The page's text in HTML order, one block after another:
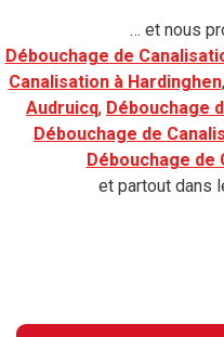
… et nous
Débouchage de
Canalisation à Hardinghen,
Audruicq, Débouchage
Débouchage de
Débouchage de
et partout dans